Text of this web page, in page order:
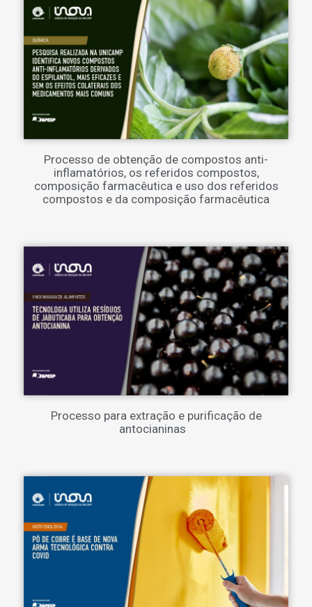
Processo de obtenção de compostos anti-
inflamatórios, os referidos compostos,
composição farmacêutica e uso dos referidos
compostos e da composição farmacêutica
Processo para extração e purificação de
antocianinas